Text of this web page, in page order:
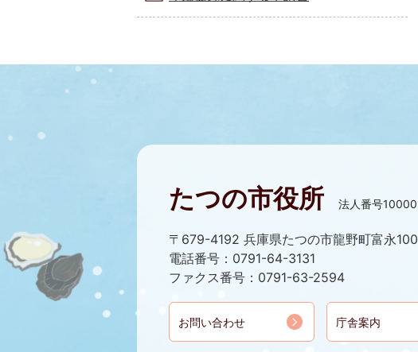
たつの市役所 法人番号
〒679-4192 兵庫県たつの市龍野町富永
電話番号：0791-64-3131
ファクス番号：0791-63-2594
お問い合わせ 庁舎案内